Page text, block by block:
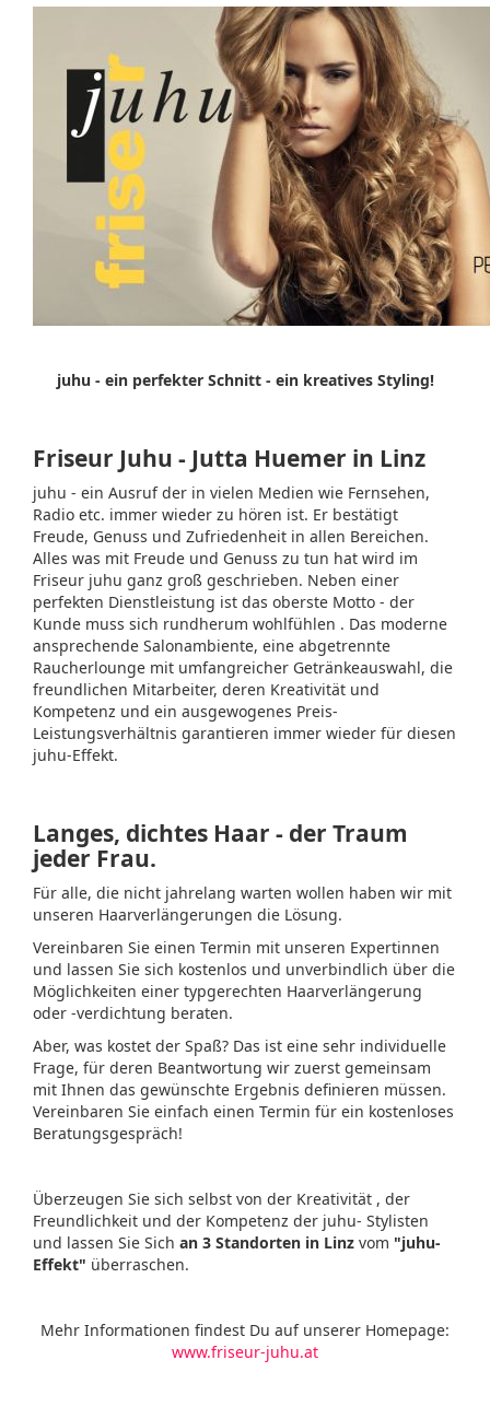
juhu - ein perfekter Schnitt - ein kreatives Styling!
Friseur Juhu - Jutta Huemer in Linz
juhu - ein Ausruf der in vielen Medien wie Fernsehen,
Radio etc. immer wieder zu hören ist. Er bestätigt
Freude, Genuss und Zufriedenheit in allen Bereichen.
Alles was mit Freude und Genuss zu tun hat wird im
Friseur juhu ganz groß geschrieben. Neben einer
perfekten Dienstleistung ist das oberste Motto - der
Kunde muss sich rundherum wohlfühlen . Das moderne
ansprechende Salonambiente, eine abgetrennte
Raucherlounge mit umfangreicher Getränkeauswahl, die
freundlichen Mitarbeiter, deren Kreativität und
Kompetenz und ein ausgewogenes Preis-
Leistungsverhältnis garantieren immer wieder für diesen
juhu-Effekt.
Langes, dichtes Haar - der Traum
jeder Frau.
Für alle, die nicht jahrelang warten wollen haben wir mit
unseren Haarverlängerungen die Lösung.
Vereinbaren Sie einen Termin mit unseren Expertinnen
und lassen Sie sich kostenlos und unverbindlich über die
Möglichkeiten einer typgerechten Haarverlängerung
oder -verdichtung beraten.
Aber, was kostet der Spaß? Das ist eine sehr individuelle
Frage, für deren Beantwortung wir zuerst gemeinsam
mit Ihnen das gewünschte Ergebnis definieren müssen.
Vereinbaren Sie einfach einen Termin für ein kostenloses
Beratungsgespräch!
Überzeugen Sie sich selbst von der Kreativität , der
Freundlichkeit und der Kompetenz der juhu- Stylisten
und lassen Sie Sich an 3 Standorten in Linz vom "juhu-
Effekt" überraschen.
Mehr Informationen findest Du auf unserer Homepage:
www.friseur-juhu.at